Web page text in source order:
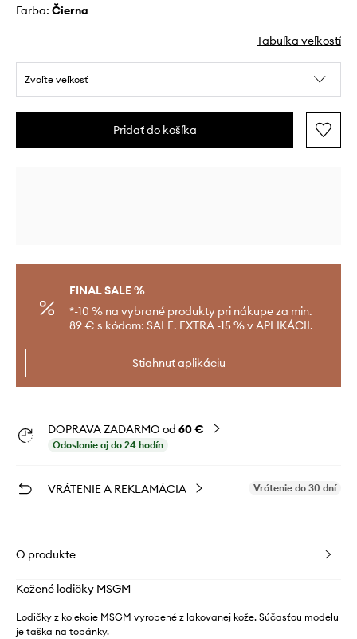
Farba: čierna
Tabuľka veľkostí
Zvoľte veľkosť
Pridať do košíka
FINAL SALE %
*-10 % na vybrané produkty pri nákupe za min.
89 € s kódom: SALE. EXTRA -15 % v APLIKÁCII.
Stiahnuť aplikáciu
DOPRAVA ZADARMO od 60 €
Odoslanie aj do 24 hodín
VRÁTENIE A REKLAMÁCIA Vrátenie do 30 dní
O produkte
Kožené lodičky MSGM
Lodičky z kolekcie MSGM vyrobené z lakovanej kože. Súčasťou modelu
je taška na topánky.